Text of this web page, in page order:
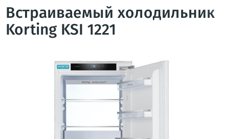
Встраиваемый холодильник
Korting KSI 1221